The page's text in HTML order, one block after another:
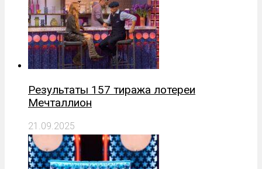
Результаты 157 тиража лотереи
Мечталлион
21.09.2025